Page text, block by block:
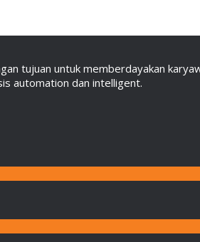
tujuan untuk memberdayakan
automation dan intelligent.